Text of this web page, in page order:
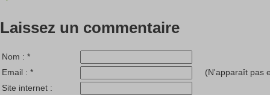
Laissez un commentaire
Nom : *
Email : *
(N'apparaît pas
Site internet :